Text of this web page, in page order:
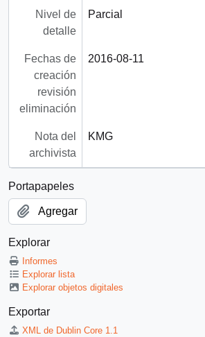
Nivel de
detalle
Parcial
Fechas de
creación
revisión
eliminación
2016-08-11
Nota del
archivista
KMG
Portapapeles
Agregar
Explorar
Informes
Explorar lista
Explorar objetos digitales
Exportar
XML de Dublin Core 1.1